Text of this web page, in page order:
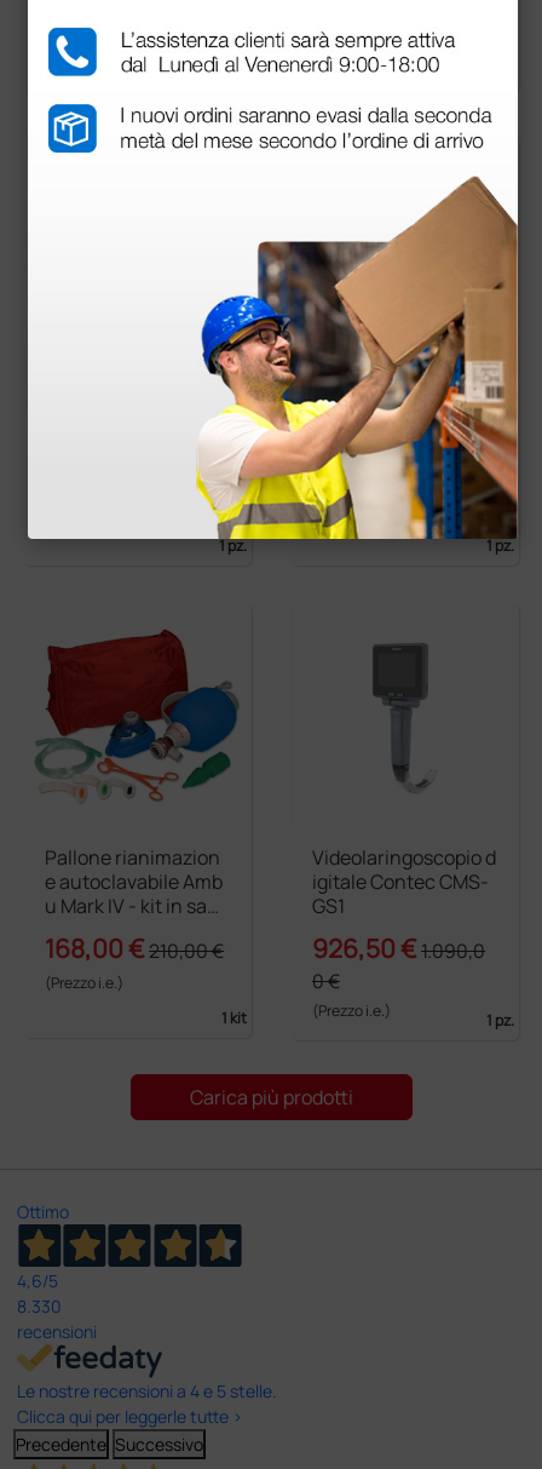
(Prezzo i.e.)
1 pz.
(Prezzo i.e.)
Mascherina in silico
1 pz.
più opzioni
Maschera laringea
monouso Ambu™ Au
raGain™
17,10 €
(Prezzo i.e.)
1 pz.
più opzioni
Pallone rianimazion
e autoclavabile Amb
u Mark IV - kit in sacc
168,00 €210,00 €
(Prezzo i.e.)
1 kit
Videolaringoscopio d
igitale Contec CMS-
GS1
926,50 €1.090,0
0 €
(Prezzo i.e.) 1 pz.
Carica più prodotti
Ottimo
4,6/5
8.330
recensioni
Le nostre recensioni a 4 e 5 stelle.
Clicca qui per leggerle tutte >
Precedente Successivo